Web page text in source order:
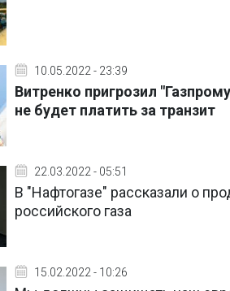
10.05.2022 - 23:39
Витренко пригрозил
не будет платить за транзит
22.03.2022 - 05:51
В "Нафтогазе" рассказали о
российского газа
15.02.2022 - 10:26